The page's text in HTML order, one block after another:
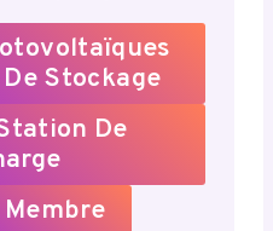
Stockage
De